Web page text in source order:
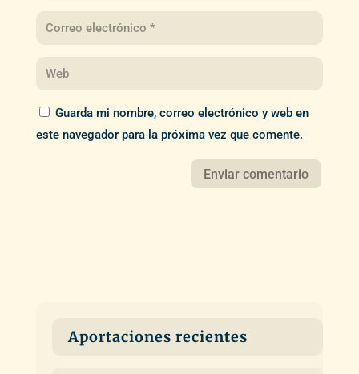
Guarda mi nombre, correo electrónico y web en
este navegador para la próxima vez que comente.
Aportaciones recientes